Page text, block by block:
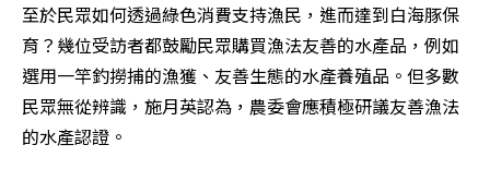
至於民眾如何透過綠色消費支持漁民，進而達到白海豚保
育？幾位受訪者都鼓勵民眾購買漁法友善的水產品，例如
選用一竿釣撈捕的漁獲、友善生態的水產養殖品。但多數
民眾無從辨識，施月英認為，農委會應積極研議友善漁法
的水產認證。